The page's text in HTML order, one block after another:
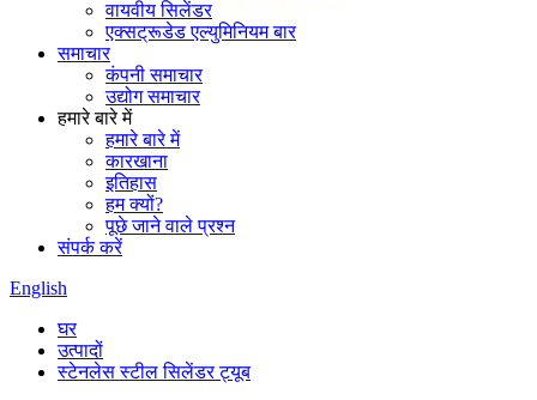
वायवीय सिलेंडर
एक्सट्रूडेड एल्युमिनियम बार
समाचार
कंपनी समाचार
उद्योग समाचार
हमारे बारे में
हमारे बारे में
कारखाना
इतिहास
हम क्यों?
पूछे जाने वाले प्रश्न
संपर्क करें
English
घर
उत्पादों
स्टेनलेस स्टील सिलेंडर ट्यूब